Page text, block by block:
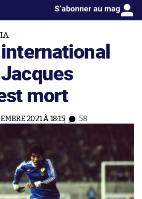
S’abonner au mag
international
mort
2021 À 18:15 58